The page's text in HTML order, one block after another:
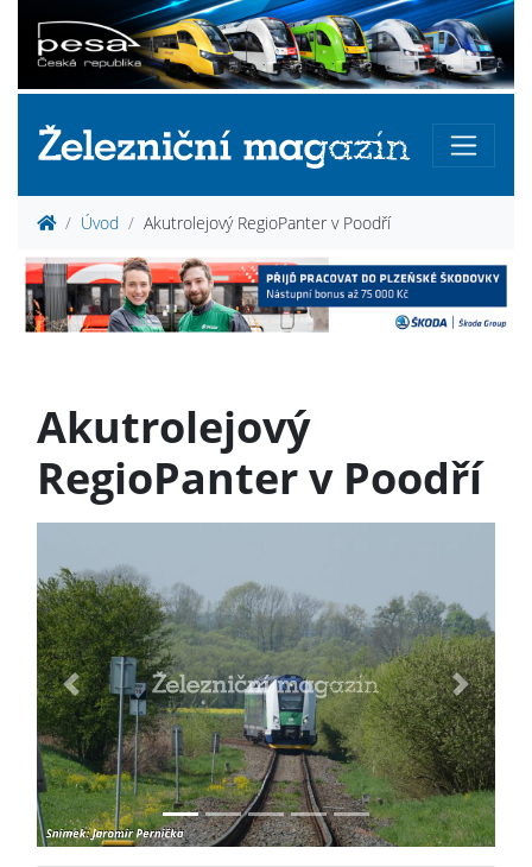
Úvod Akutrolejový RegioPanter v Poodří
Akutrolejový
RegioPanter v Poodří
Previous Next